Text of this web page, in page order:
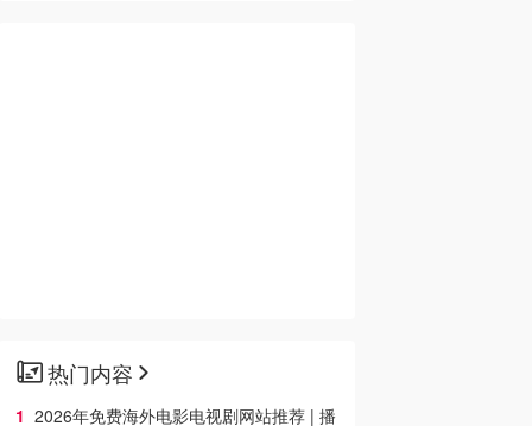
热门内容
2026年免费海外电影电视剧网站推荐 | 播